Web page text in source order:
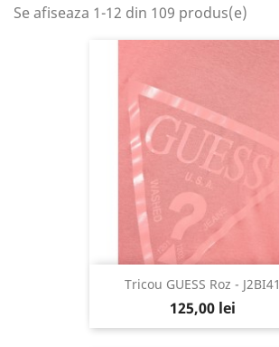
Se afiseaza 1-12 din 109 produs(e)
Tricou GUESS Roz - J2BI41
125,00 lei